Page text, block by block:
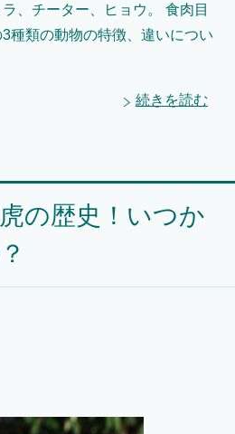
、チーター、ヒョウ。 食肉目
種類の動物の特徴、違いについ
続きを読む
の歴史！いつか